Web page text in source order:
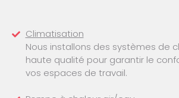
Climatisation
Nous installons des systèmes de
haute qualité pour garantir le
vos espaces de travail.